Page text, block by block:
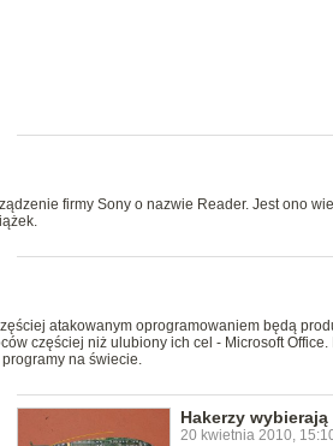
firmy Sony o nazwie Reader. Jest ono
atakowanym oprogramowaniem będą
częściej niż ulubiony ich cel - Microsoft
na świecie.
Hakerzy wybierają
20 kwietnia 2010,